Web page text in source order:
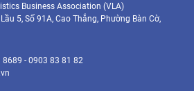
Business Association (VLA)
5, Số 91A, Cao Thắng, Phường Bàn Cờ,
8689 - 0903 83 81 82